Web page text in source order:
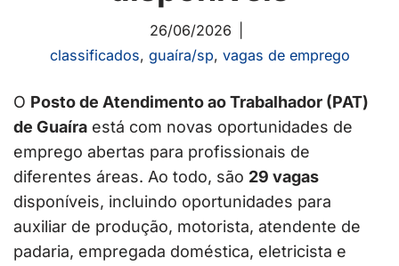
26/06/2026
classificados, guaíra/sp, vagas de emprego
O Posto de Atendimento ao Trabalhador (PAT)
de Guaíra está com novas oportunidades de
emprego abertas para profissionais de
diferentes áreas. Ao todo, são 29 vagas
disponíveis, incluindo oportunidades para
auxiliar de produção, motorista, atendente de
padaria, empregada doméstica, eletricista e